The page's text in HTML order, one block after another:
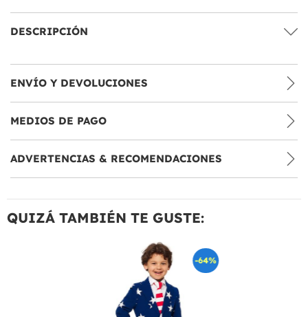
DESCRIPCIÓN
ENVÍO Y DEVOLUCIONES
MEDIOS DE PAGO
ADVERTENCIAS & RECOMENDACIONES
QUIZÁ TAMBIÉN TE GUSTE:
-64%